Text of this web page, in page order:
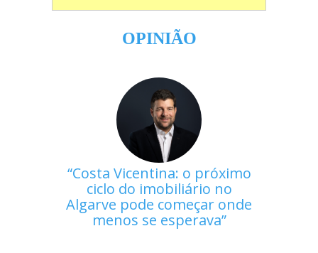
OPINIÃO
Costa Vicentina: o próximo
ciclo do imobiliário no
Algarve pode começar onde
menos se esperava